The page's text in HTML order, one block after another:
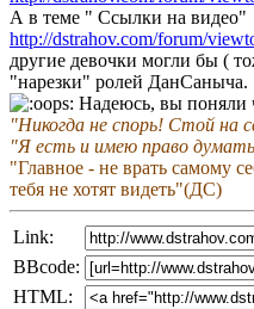
А в теме " Ссылки на видео"
http://dstrahov.com/forum/
другие девочки могли бы (
"нарезки" ролей ДанСаныча.
Надеюсь, вы поняли
"Никогда не спорь! Стой на
"Я есть и имею право
"Главное - не врать самому
тебя не хотят видеть"(ДС)
Link:
BBcode:
HTML: